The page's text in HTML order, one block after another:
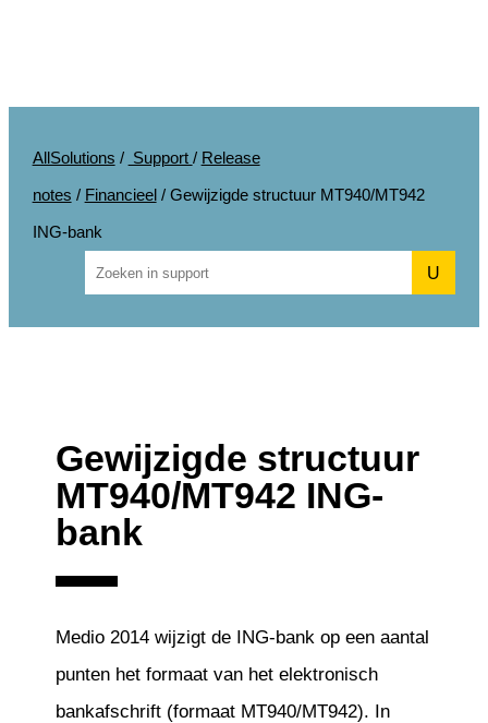
AllSolutions / Support / Release
notes / Financieel/ Gewijzigde structuur MT940/MT942
ING-bank
U
Gewijzigde structuur
MT940/MT942 ING-
bank
Medio 2014 wijzigt de ING-bank op een aantal
punten het formaat van het elektronisch
bankafschrift (formaat MT940/MT942). In